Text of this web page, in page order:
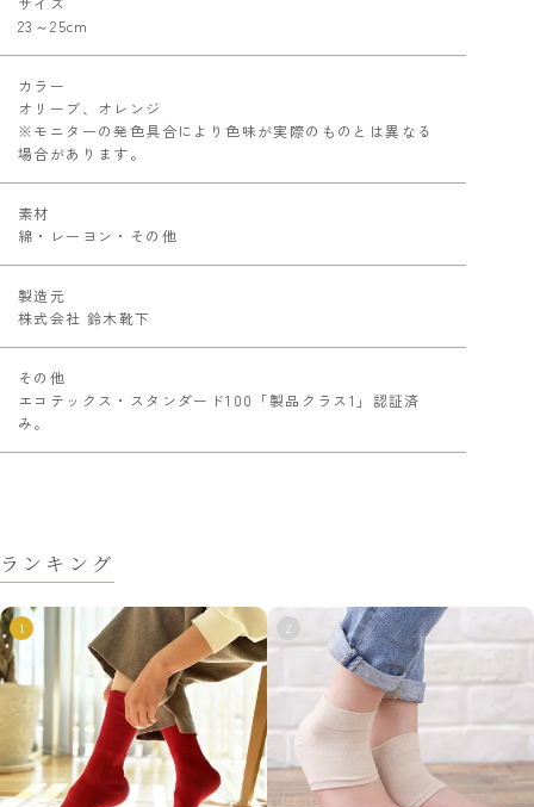
23～25cm
カラー
オリーブ、オレンジ
※モニターの発色具合により色味が実際のものとは異なる
場合があります。
素材
綿・レーヨン・その他
製造元
株式会社 鈴木靴下
その他
エコテックス・スタンダード100「製品クラス1」認証済
み。
ランキング